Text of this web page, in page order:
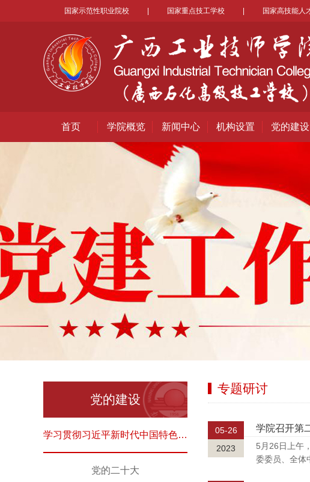
国家示范性职业院校 国家重点技工学校 国家高技能人
首页 学院概览 新闻中心 机构设置 党的建设
党的建设
学习贯彻习近平新时代中国特色社会主义思想主题教育
党的二十大
专题研讨
05-26
2023
学院召开第
5月26日上午
委委员、全体